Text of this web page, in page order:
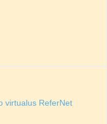
virtualus ReferNet